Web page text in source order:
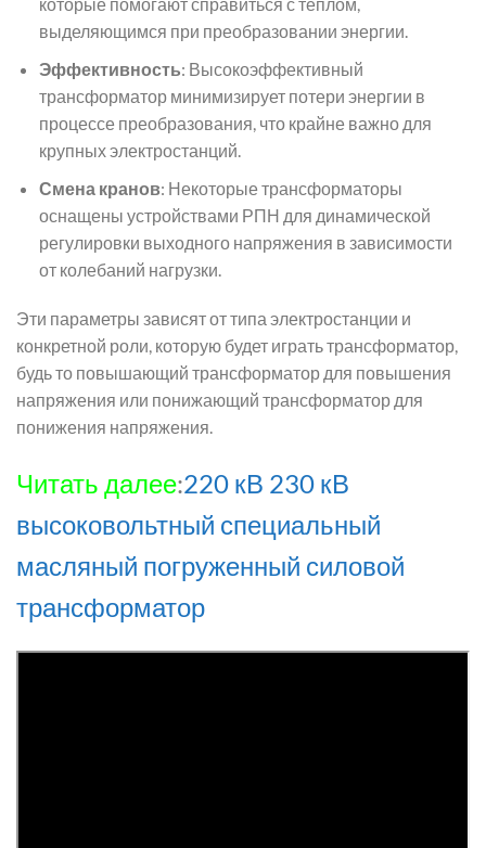
которые помогают справиться с теплом,
выделяющимся при преобразовании энергии.
Эффективность: Высокоэффективный
трансформатор минимизирует потери энергии в
процессе преобразования, что крайне важно для
крупных электростанций.
Смена кранов: Некоторые трансформаторы
оснащены устройствами РПН для динамической
регулировки выходного напряжения в зависимости
от колебаний нагрузки.
Эти параметры зависят от типа электростанции и
конкретной роли, которую будет играть трансформатор,
будь то повышающий трансформатор для повышения
напряжения или понижающий трансформатор для
понижения напряжения.
Читать далее:220 кВ 230 кВ
высоковольтный специальный
масляный погруженный силовой
трансформатор